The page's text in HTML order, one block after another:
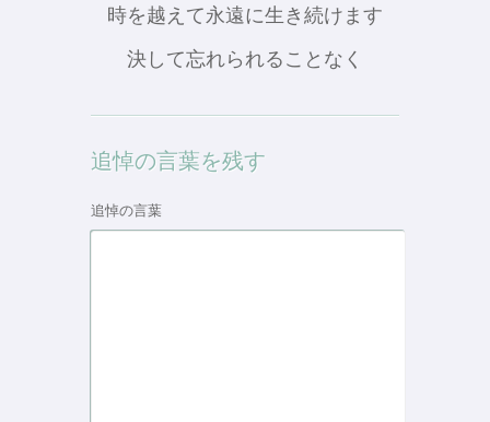
時を越えて永遠に生き続けます
決して忘れられることなく
追悼の言葉を残す
追悼の言葉